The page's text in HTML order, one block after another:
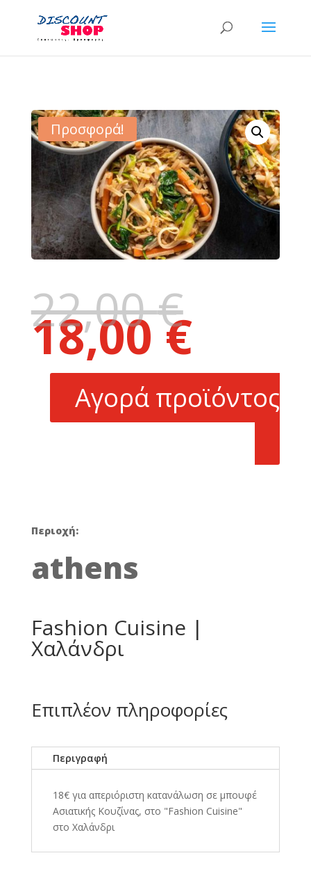
Προσφορά!
22,00€Original
price
was:
22,00 €.
18,00€τιμή
είναι:
18,00 €.
Αγορά προϊόντος
Περιοχή:
athens
Fashion Cuisine |
Χαλάνδρι
Επιπλέον πληροφορίες
Περιγραφή
18€ για απεριόριστη κατανάλωση σε μπουφέ
Ασιατικής Κουζίνας, στο "Fashion Cuisine"
στο Χαλάνδρι